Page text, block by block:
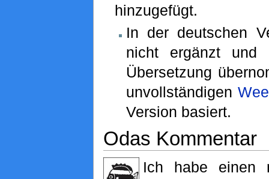
hinzugefügt.
In der deutschen
nicht ergänzt und
Übersetzung
unvollständigen
Version basiert.
Odas Kommentar
Ich habe einen